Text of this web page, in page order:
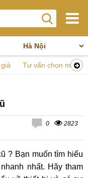
Tư vấn chọn mua
0 2823
? Bạn muốn tìm hiểu
nhất. Hãy tham